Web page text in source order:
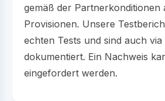
gemäß der Partnerkonditionen
Provisionen. Unsere
echten Tests und sind auch
dokumentiert. Ein Nachweis
eingefordert werden.